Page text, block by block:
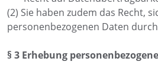
(2) Sie haben zudem das Recht,
personenbezogenen Daten
§ 3 Erhebung